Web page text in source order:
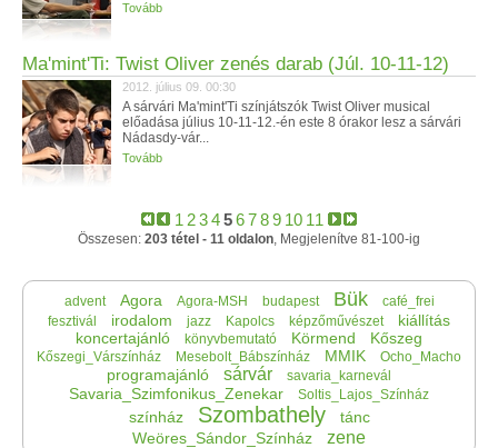
Tovább
Ma'mint'Ti: Twist Oliver zenés darab (Júl. 10-11-12)
2012. július 09. 00:30
A sárvári Ma'mint'Ti színjátszók Twist Oliver musical
előadása július 10-11-12.-én este 8 órakor lesz a sárvári
Nádasdy-vár...
Tovább
1 23456789 10 11
Összesen: 203 tétel - 11 oldalon, Megjelenítve 81-100-ig
advent Agora Agora-MSH budapest Bük
café_frei
fesztivál
irodalom jazz Kapolcs képzőművészet
kiállítás
koncertajánló
könyvbemutató Körmend Kőszeg
Kőszegi_Várszínház Mesebolt_Bábszínház MMIK Ocho_Macho
programajánló sárvár savaria_karnevál
Savaria_Szimfonikus_Zenekar Soltis_Lajos_Színház
színház Szombathely
tánc
Weöres_Sándor_Színház
zene